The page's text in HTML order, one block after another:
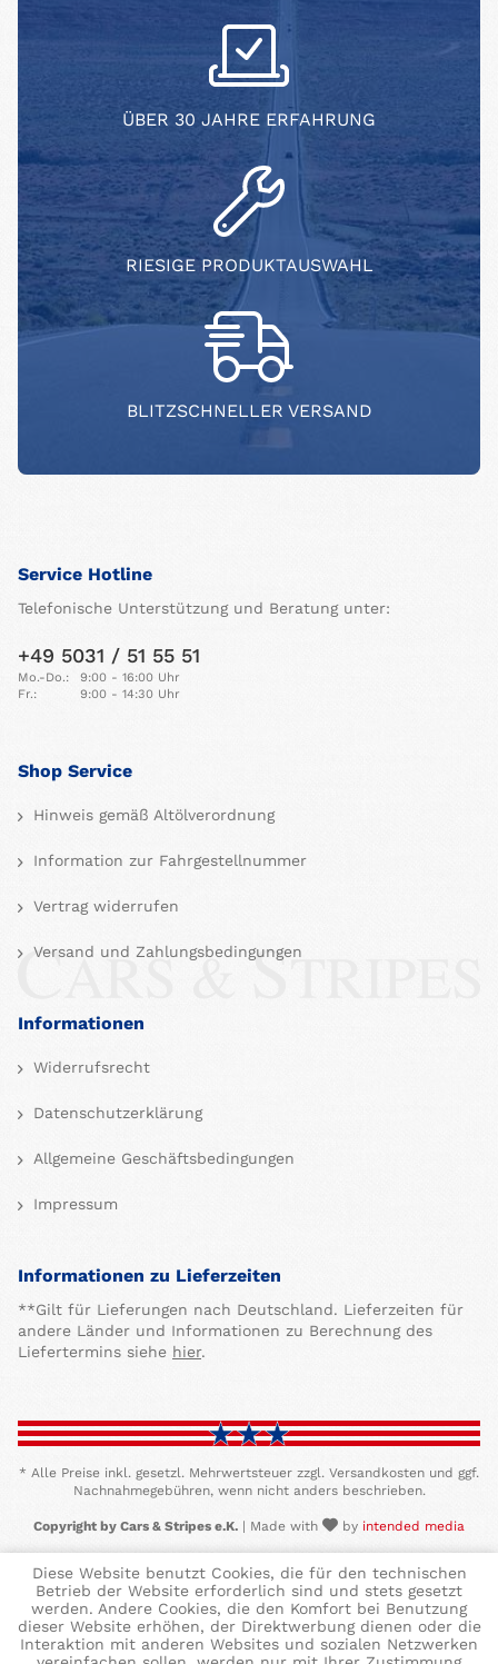
ÜBER 30 JAHRE ERFAHRUNG
RIESIGE PRODUKTAUSWAHL
BLITZSCHNELLER VERSAND
Service Hotline
Telefonische Unterstützung und Beratung unter:
+49 5031 / 51 55 51
Mo.-Do.:
9:00 - 16:00 Uhr
Fr.:
9:00 - 14:30 Uhr
Shop Service
Hinweis gemäß Altölverordnung
Information zur Fahrgestellnummer
Vertrag widerrufen
Versand und Zahlungsbedingungen
Informationen
Widerrufsrecht
Datenschutzerklärung
Allgemeine Geschäftsbedingungen
Impressum
Informationen zu Lieferzeiten
**Gilt für Lieferungen nach Deutschland. Lieferzeiten für
andere Länder und Informationen zu Berechnung des
Liefertermins siehe hier.
* Alle Preise inkl. gesetzl. Mehrwertsteuer zzgl. Versandkosten und ggf.
Nachnahmegebühren, wenn nicht anders beschrieben.
Copyright by Cars & Stripes e.K. | Made with by intended media
Diese Website benutzt Cookies, die für den technischen
Betrieb der Website erforderlich sind und stets gesetzt
werden. Andere Cookies, die den Komfort bei Benutzung
dieser Website erhöhen, der Direktwerbung dienen oder die
Interaktion mit anderen Websites und sozialen Netzwerken